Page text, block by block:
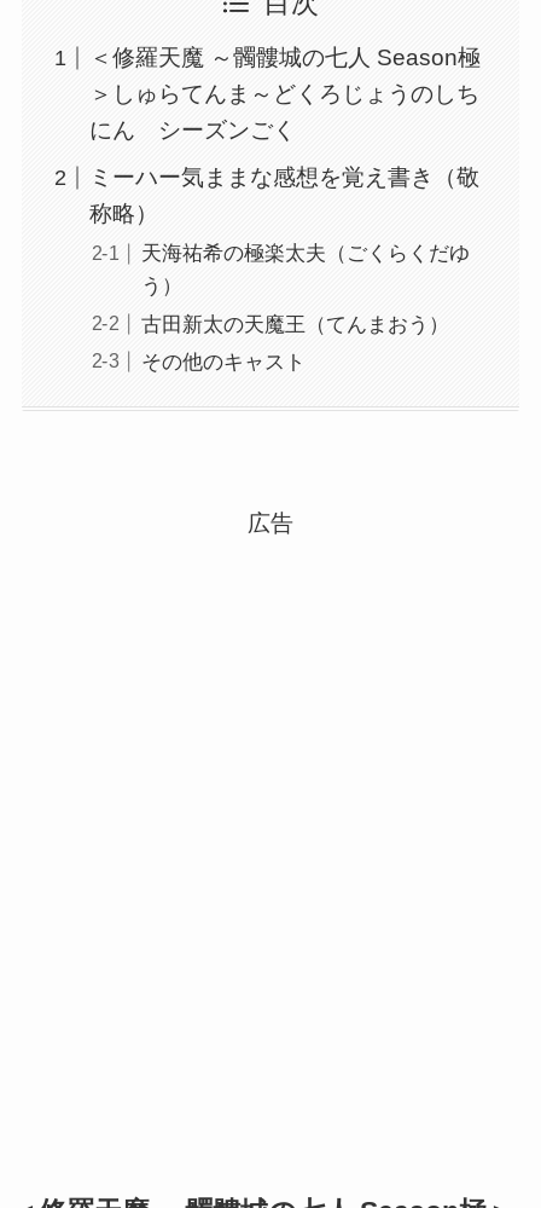
＜修羅天魔 ～髑髏城の七人 Season極
＞しゅらてんま～どくろじょうのしち
にん シーズンごく
ミーハー気ままな感想を覚え書き（敬
称略）
天海祐希の極楽太夫（ごくらくだゆ
う）
古田新太の天魔王（てんまおう）
その他のキャスト
広告